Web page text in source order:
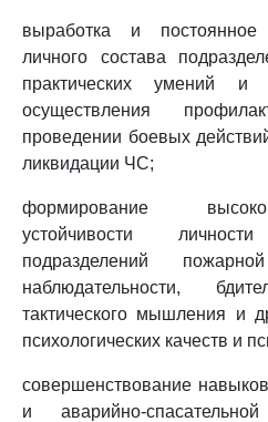
выработка и постоянное
личного состава
практических умений
осуществления
проведении боевых
ликвидации ЧС;
формирование
устойчивости
подразделений
наблюдательности,
тактического мышления и
психологических качеств и
совершенствование
и аварийно-